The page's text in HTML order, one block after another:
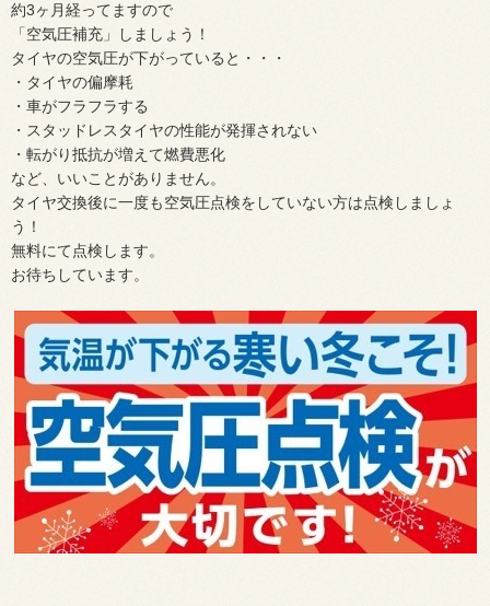
約3ヶ月経ってますので
「空気圧補充」しましょう！
タイヤの空気圧が下がっていると・・・
・タイヤの偏摩耗
・車がフラフラする
・スタッドレスタイヤの性能が発揮されない
・転がり抵抗が増えて燃費悪化
など、いいことがありません。
タイヤ交換後に一度も空気圧点検をしていない方は点検しましょ
う！
無料にて点検します。
お待ちしています。